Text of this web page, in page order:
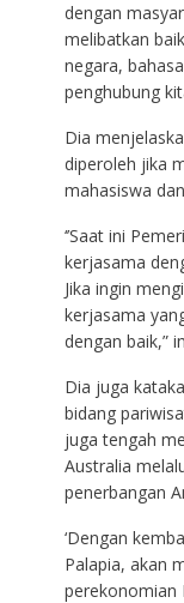
dengan
melibatkan
negara,
penghubung
Dia
diperoleh jika
mahasiswa
‘’Saat ini
kerjasama
Jika ingin
kerjasama
dengan baik,”
Dia juga
bidang
juga tengah
Australia
penerbangan
‘Dengan
Palapia, akan
perekonomian